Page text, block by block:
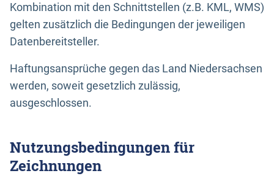
Kombination mit den Schnittstellen (z.B. KML, WMS)
gelten zusätzlich die Bedingungen der jeweiligen
Datenbereitsteller.
Haftungsansprüche gegen das Land Niedersachsen
werden, soweit gesetzlich zulässig,
ausgeschlossen.
Nutzungsbedingungen für
Zeichnungen